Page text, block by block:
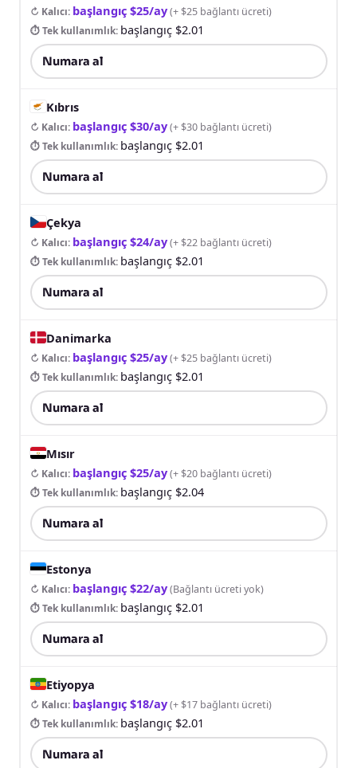
↻ Kalıcı: başlangıç $25/ay(+ $25 bağlantı ücreti)
⏱ Tek kullanımlık: başlangıç $2.01
Numara al
Kıbrıs
↻ Kalıcı: başlangıç $30/ay(+ $30 bağlantı ücreti)
⏱ Tek kullanımlık: başlangıç $2.01
Numara al
Çekya
↻ Kalıcı: başlangıç $24/ay(+ $22 bağlantı ücreti)
⏱ Tek kullanımlık: başlangıç $2.01
Numara al
Danimarka
↻ Kalıcı: başlangıç $25/ay(+ $25 bağlantı ücreti)
⏱ Tek kullanımlık: başlangıç $2.01
Numara al
Mısır
↻ Kalıcı: başlangıç $25/ay(+ $20 bağlantı ücreti)
⏱ Tek kullanımlık: başlangıç $2.04
Numara al
Estonya
↻ Kalıcı: başlangıç $22/ay(Bağlantı ücreti yok)
⏱ Tek kullanımlık: başlangıç $2.01
Numara al
Etiyopya
↻ Kalıcı: başlangıç $18/ay(+ $17 bağlantı ücreti)
⏱ Tek kullanımlık: başlangıç $2.01
Numara al